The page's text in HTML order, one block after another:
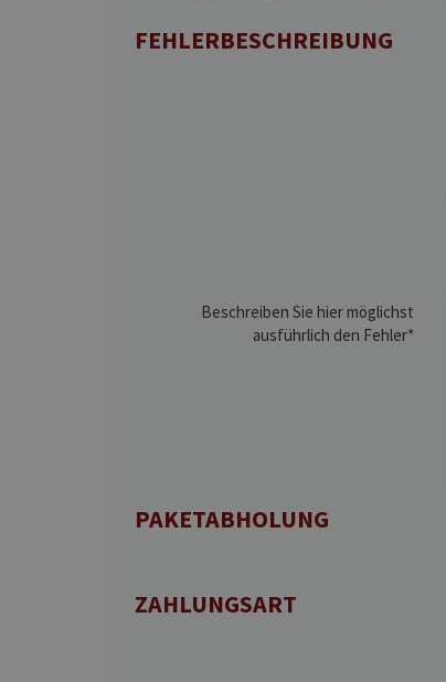
FEHLERBESCHREIBUNG
Beschreiben Sie hier möglichst
ausführlich den Fehler*
PAKETABHOLUNG
ZAHLUNGSART